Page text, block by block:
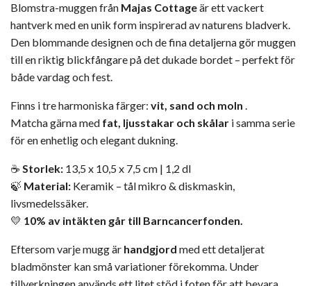
Blomstra-muggen från Majas Cottageär ett vackert
hantverk med en unik form inspirerad av naturens bladverk.
Den blommande designen och de fina detaljerna gör muggen
till en riktig blickfångare på det dukade bordet – perfekt för
både vardag och fest.
Finns i tre harmoniska färger: vit, sand och moln .
Matcha gärna med fat, ljusstakar och skålar i samma serie
för en enhetlig och elegant dukning.
☕ Storlek: 13,5 x 10,5 x 7,5 cm | 1,2 dl
🍃 Material: Keramik – tål mikro & diskmaskin,
livsmedelssäker.
💛 10% av intäkten går till Barncancerfonden.
Eftersom varje mugg är handgjord med ett detaljerat
bladmönster kan små variationer förekomma. Under